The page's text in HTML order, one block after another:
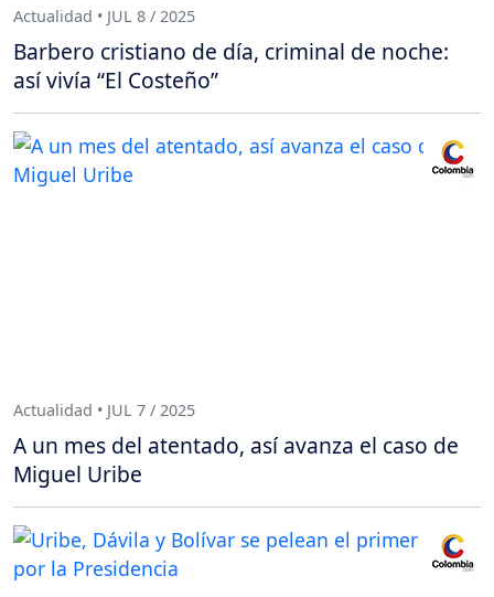
Actualidad • JUL 8 / 2025
Barbero cristiano de día, criminal de noche:
así vivía “El Costeño”
Actualidad • JUL 7 / 2025
A un mes del atentado, así avanza el caso de
Miguel Uribe